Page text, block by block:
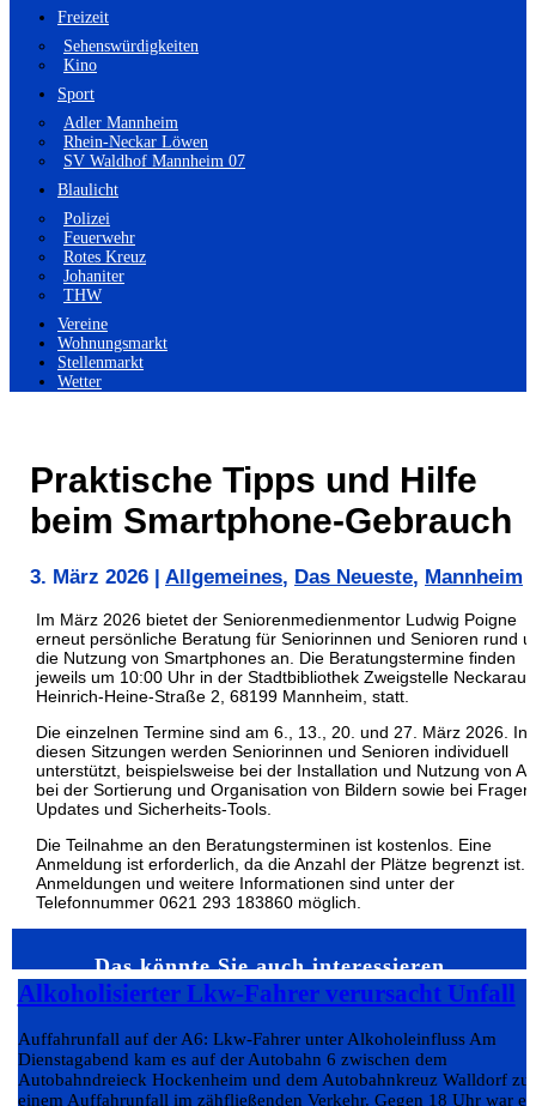
Freizeit
Sehenswürdigkeiten
Kino
Sport
Adler Mannheim
Rhein-Neckar Löwen
SV Waldhof Mannheim 07
Blaulicht
Polizei
Feuerwehr
Rotes Kreuz
Johaniter
THW
Vereine
Wohnungsmarkt
Stellenmarkt
Wetter
Praktische Tipps und Hilfe
beim Smartphone-Gebrauch
3. März 2026 Allgemeines, Das Neueste, Mannheim
Im März 2026 bietet der Seniorenmedienmentor Ludwig Poigne
erneut persönliche Beratung für Seniorinnen und Senioren rund
die Nutzung von Smartphones an. Die Beratungstermine finden
jeweils um 10:00 Uhr in der Stadtbibliothek Zweigstelle Neckarau,
Heinrich-Heine-Straße 2, 68199 Mannheim, statt.
Die einzelnen Termine sind am 6., 13., 20. und 27. März 2026. In
diesen Sitzungen werden Seniorinnen und Senioren individuell
unterstützt, beispielsweise bei der Installation und Nutzung von
bei der Sortierung und Organisation von Bildern sowie bei Fragen
Updates und Sicherheits-Tools.
Die Teilnahme an den Beratungsterminen ist kostenlos. Eine
Anmeldung ist erforderlich, da die Anzahl der Plätze begrenzt ist.
Anmeldungen und weitere Informationen sind unter der
Telefonnummer 0621 293 183860 möglich.
Das könnte Sie auch interessieren…
Alkoholisierter Lkw-Fahrer verursacht Unfall
Auffahrunfall auf der A6: Lkw-Fahrer unter Alkoholeinfluss Am
Dienstagabend kam es auf der Autobahn 6 zwischen dem
Autobahndreieck Hockenheim und dem Autobahnkreuz Walldorf zu
einem Auffahrunfall im zähfließenden Verkehr. Gegen 18 Uhr war